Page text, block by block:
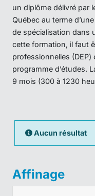
un diplôme délivré par
Québec au terme
de spécialisation dans
cette formation, il faut
professionnelles (DEP)
programme d’études.
9 mois (300 à 1230
Aucun résultat
Affinage